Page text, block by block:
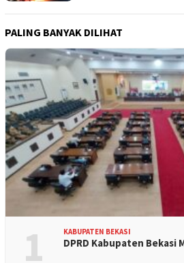
PALING BANYAK DILIHAT
1 KABUPATEN BEKASI
DPRD Kabupaten